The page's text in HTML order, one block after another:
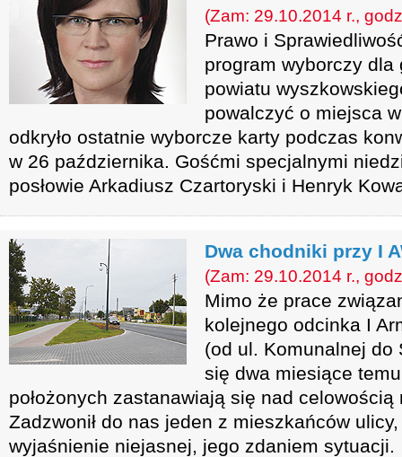
(Zam: 29.10.2014 r.,
Prawo i
program wyborczy dla
powiatu
powalczyć o miejsca
odkryło ostatnie wyborcze karty podczas
w 26 października. Gośćmi specjalnymi
posłowie Arkadiusz Czartoryski i Henryk
Dwa chodniki przy I
(Zam: 29.10.2014 r.,
Mimo że prace
kolejnego odcinka I
(od ul. Komunalnej do
się dwa miesiące
położonych zastanawiają się nad
Zadzwonił do nas jeden z mieszkańców ulicy,
wyjaśnienie niejasnej, jego zdaniem sytuacji.